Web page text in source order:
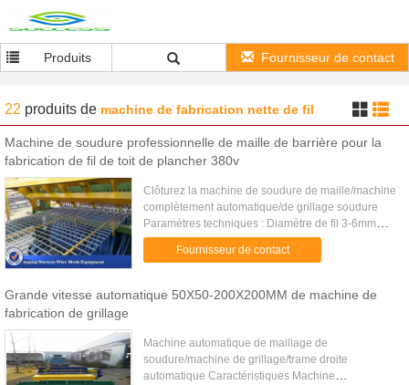
Produits Fournisseur de contact
22 produits de machine de fabrication nette de fil
Machine de soudure professionnelle de maille de barrière pour la
fabrication de fil de toit de plancher 380v
Clôturez la machine de soudure de maille/machine
complètement automatique/de grillage soudure
Paramètres techniques : Diamètre de fil 3-6mm
Tension évaluée 380V Ouverture de soudure
50*50-300*300mm Puissance ...
Fournisseur de contact
Grande vitesse automatique 50X50-200X200MM de machine de
fabrication de grillage
Machine automatique de maillage de
soudure/machine de grillage/trame droite
automatique Caractéristiques Machine